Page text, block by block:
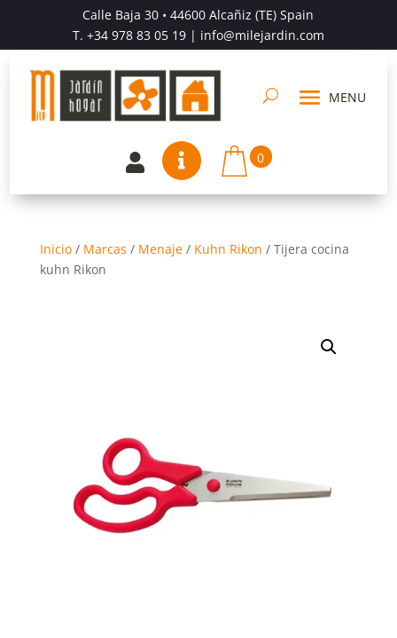
Calle Baja 30 • 44600 Alcañiz (TE) Spain
T. +34 978 83 05 19| info@milejardin.com
  0
Inicio/ Marcas / Menaje/ Kuhn Rikon / Tijera cocina
kuhn Rikon